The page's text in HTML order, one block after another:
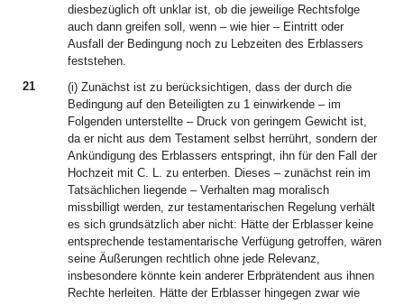
diesbezüglich oft unklar ist, ob die jeweilige Rechtsfolge
auch dann greifen soll, wenn – wie hier – Eintritt oder
Ausfall der Bedingung noch zu Lebzeiten des Erblassers
feststehen.
21
(i) Zunächst ist zu berücksichtigen, dass der durch die
Bedingung auf den Beteiligten zu 1 einwirkende – im
Folgenden unterstellte – Druck von geringem Gewicht ist,
da er nicht aus dem Testament selbst herrührt, sondern der
Ankündigung des Erblassers entspringt, ihn für den Fall der
Hochzeit mit C. L. zu enterben. Dieses – zunächst rein im
Tatsächlichen liegende – Verhalten mag moralisch
missbilligt werden, zur testamentarischen Regelung verhält
es sich grundsätzlich aber nicht: Hätte der Erblasser keine
entsprechende testamentarische Verfügung getroffen, wären
seine Äußerungen rechtlich ohne jede Relevanz,
insbesondere könnte kein anderer Erbprätendent aus ihnen
Rechte herleiten. Hätte der Erblasser hingegen zwar wie